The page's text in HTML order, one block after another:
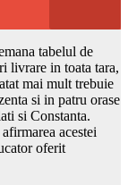
tabelul de
livrare in toata tara,
mai mult trebuie
si in patru orase
si Constanta.
acestei
oferit